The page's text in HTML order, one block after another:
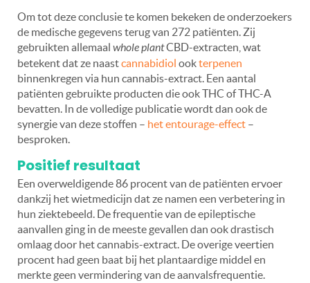
Om tot deze conclusie te komen bekeken de onderzoekers
de medische gegevens terug van 272 patiënten. Zij
gebruikten allemaal whole plantCBD-extracten, wat
betekent dat ze naastcannabidiol ookterpenen
binnenkregen via hun cannabis-extract. Een aantal
patiënten gebruikte producten die ook THC of THC-A
bevatten. In de volledige publicatie wordt dan ook de
synergie van deze stoffen – het entourage-effect –
besproken.
Positief resultaat
Een overweldigende 86 procent van de patiënten ervoer
dankzij het wietmedicijn dat ze namen een verbetering in
hun ziektebeeld. De frequentie van de epileptische
aanvallen ging in de meeste gevallen dan ook drastisch
omlaag door het cannabis-extract. De overige veertien
procent had geen baat bij het plantaardige middel en
merkte geen vermindering van de aanvalsfrequentie.